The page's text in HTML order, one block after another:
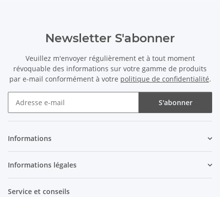
Newsletter S'abonner
Veuillez m'envoyer régulièrement et à tout moment
révoquable des informations sur votre gamme de produits
par e-mail conformément à votre politique de confidentialité.
S'abonner
Informations
Informations légales
Service et conseils